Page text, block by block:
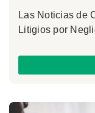
Las Noticias de
Litigios por